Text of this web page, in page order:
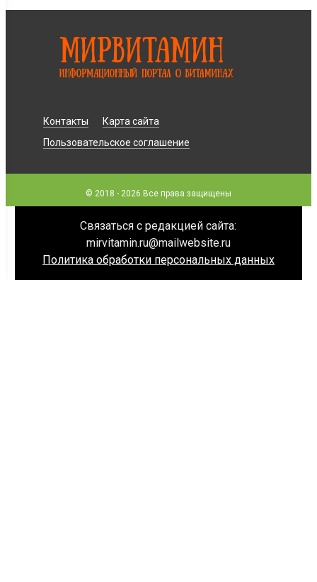
Контакты
Карта сайта
Пользовательское соглашение
© 2018 - 2026 Все права защищены
Связаться с редакцией сайта:
mirvitamin.ru@mailwebsite.ru
Политика обработки персональных данных